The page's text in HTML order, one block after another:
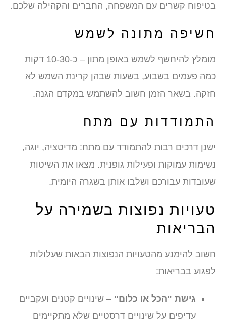
בטיפוח קשרים עם המשפחה, החברים והקהילה שלכם.
חשיפה מתונה לשמש
מומלץ להיחשף לשמש באופן מתון – כ-10-30 דקות
כמה פעמים בשבוע, בשעות שבהן קרינת השמש לא
חזקה. בשאר הזמן חשוב להשתמש במקדם הגנה.
התמודדות עם מתח
ישנן דרכים רבות להתמודד עם מתח: מדיטציה, יוגה,
נשימות עמוקות ופעילות גופנית. מצאו את השיטות
שעובדות עבורכם ושלבו אותן בשגרה היומית.
טעויות נפוצות בשמירה על
הבריאות
חשוב להימנע מהטעויות הנפוצות הבאות שעלולות
לפגוע בבריאות:
גישת "הכל או כלום" – שינויים קטנים ועקביים
עדיפים על שינויים דרסטיים שלא מתקיימים